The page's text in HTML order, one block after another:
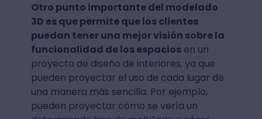
Otro punto importante del modelado
3D es que permite que los clientes
puedan tener una mejor visión sobre la
funcionalidad de los espaciosen un
proyecto de diseño de interiores, ya que
pueden proyectar el uso de cada lugar de
una manera más sencilla. Por ejemplo,
pueden proyectar cómo se vería un